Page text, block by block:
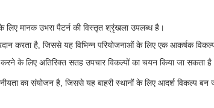
के लिए मानक उभरा पैटर्न की विस्तृत श्रृंखला उपलब्ध है।
करता है, जिससे यह विभिन्न परियोजनाओं के लिए एक आकर्षक
के लिए अतिरिक्त सतह उपचार विकल्पों का चयन किया जा सकता
का संयोजन है, जिससे यह बाहरी स्थानों के लिए आदर्श विकल्प